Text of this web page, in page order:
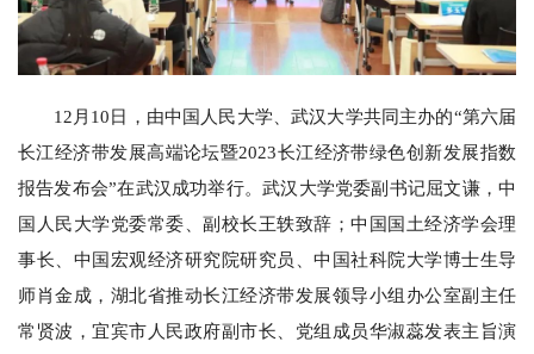
12月10日，由中国人民大学、武汉大学共同主办的“第六届
长江经济带发展高端论坛暨2023长江经济带绿色创新发展指数
报告发布会”在武汉成功举行。武汉大学党委副书记屈文谦，中
国人民大学党委常委、副校长王轶致辞；中国国土经济学会理
事长、中国宏观经济研究院研究员、中国社科院大学博士生导
师肖金成，湖北省推动长江经济带发展领导小组办公室副主任
常贤波，宜宾市人民政府副市长、党组成员华淑蕊发表主旨演